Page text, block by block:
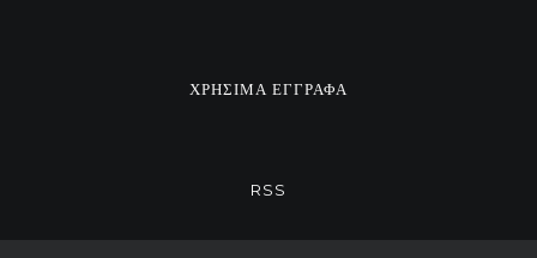
ΧΡΗΣΙΜΑ ΕΓΓΡΑΦΑ
RSS